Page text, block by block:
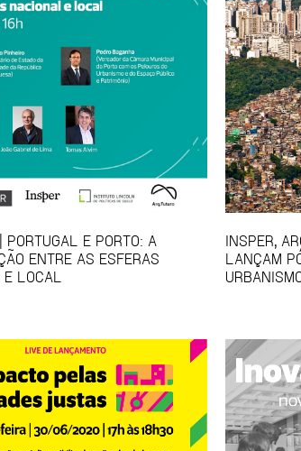
E PORTO: A
ENTRE AS ESFERAS
LOCAL
INSPER,
LANÇAM